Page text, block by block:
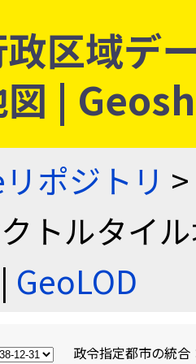
区域デ
|
ポジトリ >
トルタイ
| GeoLOD
政令指定都市の統